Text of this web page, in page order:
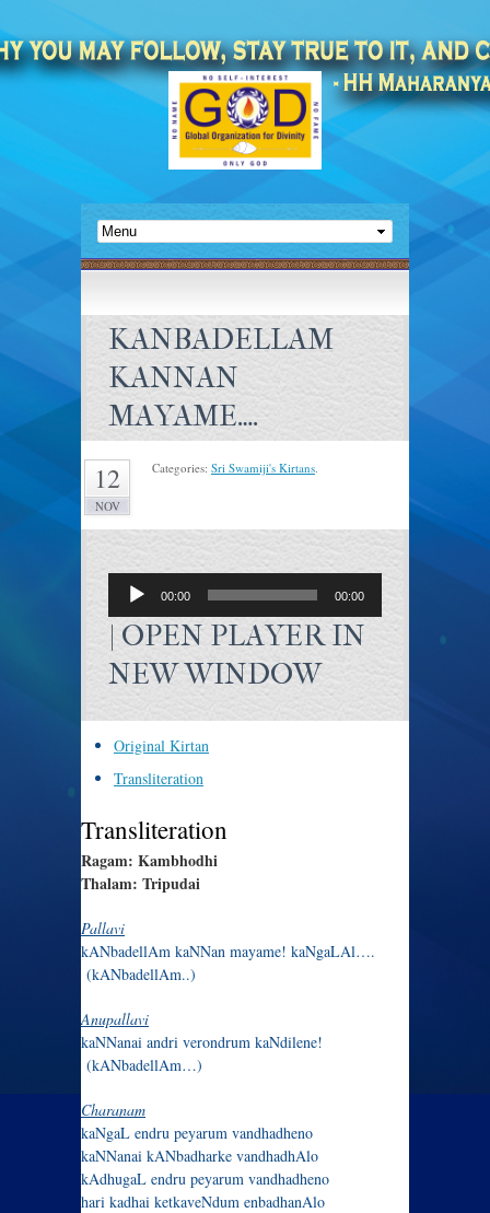
KANBADELLAM
KANNAN
MAYAME….
12
NOV
Categories: Sri Swamiji's Kirtans.
PLAYER
00:00 00:00
| OPEN PLAYER IN
NEW WINDOW
Original Kirtan
Transliteration
Transliteration
Ragam: Kambhodhi
Thalam: Tripudai
Pallavi
kANbadellAm kaNNan mayame! kaNgaLAl….
(kANbadellAm..)
Anupallavi
kaNNanai andri verondrum kaNdilene!
(kANbadellAm…)
Charanam
kaNgaL endru peyarum vandhadheno
kaNNanai kANbadharke vandhadhAlo
kAdhugaL endru peyarum vandhadheno
hari kadhai ketkaveNdum enbadhanAlo